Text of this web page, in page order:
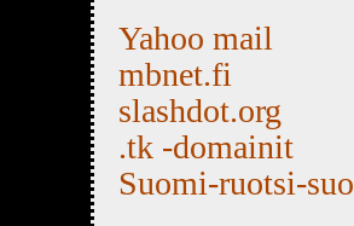
Yahoo mail
mbnet.fi
slashdot.org
.tk -domainit
Suomi-ruotsi-